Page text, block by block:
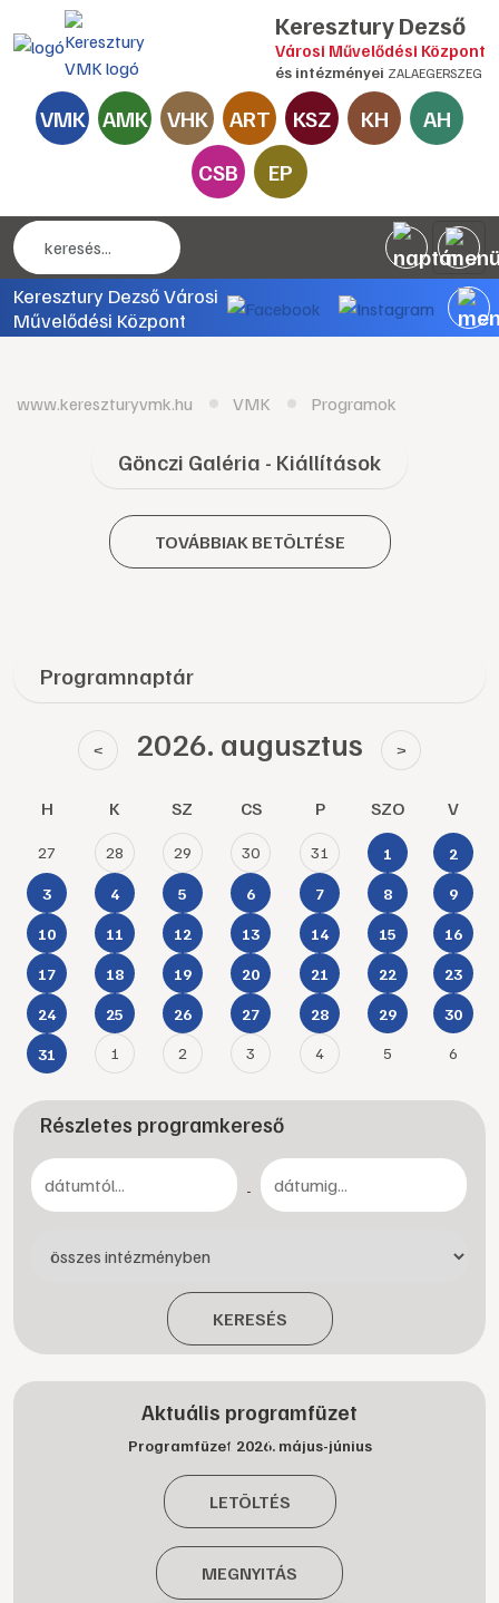
Keresztury Dezső
Városi Művelődési Központ
és intézményei ZALAEGERSZEG
VMK AMK VHK ART KSZ KH
AH
CSB
EP
Keresztury Dezső Városi
Művelődési Központ
www.kereszturyvmk.hu VMK Programok
Gönczi Galéria - Kiállítások
TOVÁBBIAK BETÖLTÉSE
Programnaptár
< 2026. augusztus >
H K SZ CS P SZO V
27 28 29 30 31 1 2
3 4 5 6 7 8 9
10 11 12 13 14 15 16
17 18 19 20 21 22 23
24 25 26 27 28 29 30
31 1 2 3 4 5 6
Részletes programkereső
-
KERESÉS
Aktuális programfüzet
Programfüzet 2026. május-június
LETÖLTÉS
MEGNYITÁS